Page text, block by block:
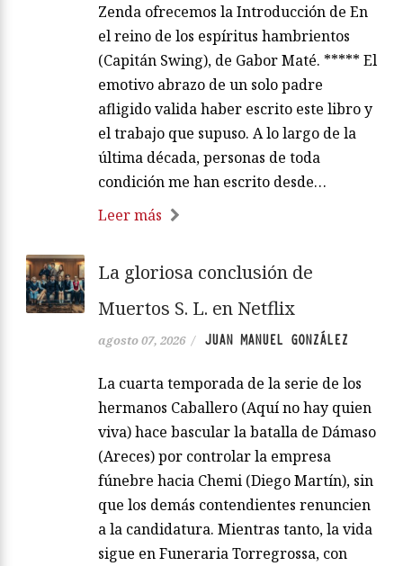
Zenda ofrecemos la Introducción de En
el reino de los espíritus hambrientos
(Capitán Swing), de Gabor Maté. ***** El
emotivo abrazo de un solo padre
afligido valida haber escrito este libro y
el trabajo que supuso. A lo largo de la
última década, personas de toda
condición me han escrito desde…
Leer más
La gloriosa conclusión de
Muertos S. L. en Netflix
agosto 07, 2026 / JUAN MANUEL GONZÁLEZ
La cuarta temporada de la serie de los
hermanos Caballero (Aquí no hay quien
viva) hace bascular la batalla de Dámaso
(Areces) por controlar la empresa
fúnebre hacia Chemi (Diego Martín), sin
que los demás contendientes renuncien
a la candidatura. Mientras tanto, la vida
sigue en Funeraria Torregrossa, con